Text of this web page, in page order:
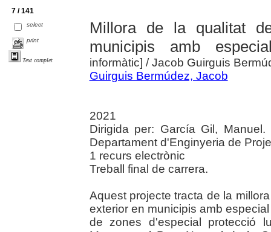
7 / 141
select
print
Text complet
Millora de la qualitat
municipis amb
informàtic] / Jacob Guirguis
Guirguis Bermúdez, Jacob
2021
Dirigida per: García Gil,
Departament d'Enginyeria de
1 recurs electrònic
Treball final de carrera.
Aquest projecte tracta de la
exterior en municipis amb
de zones d'especial protecció